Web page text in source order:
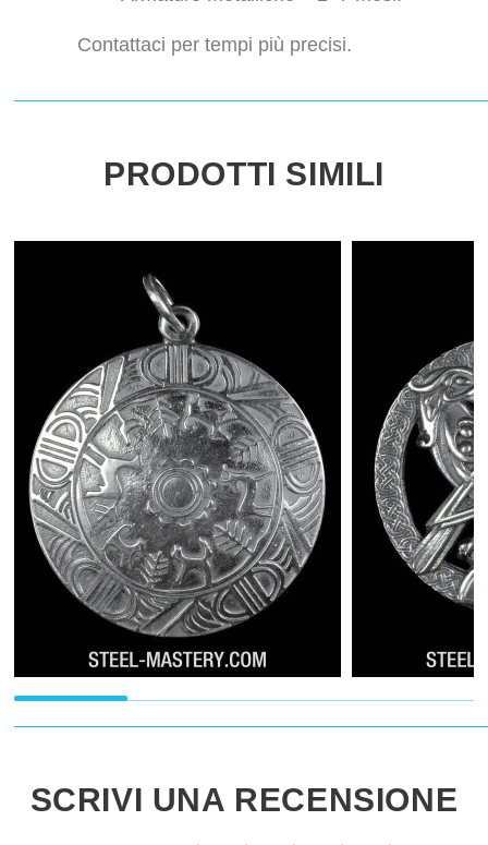
Contattaci per tempi più precisi.
PRODOTTI SIMILI
SCRIVI UNA RECENSIONE